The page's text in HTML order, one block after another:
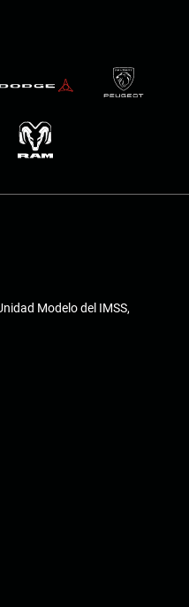
Modelo del IMSS,